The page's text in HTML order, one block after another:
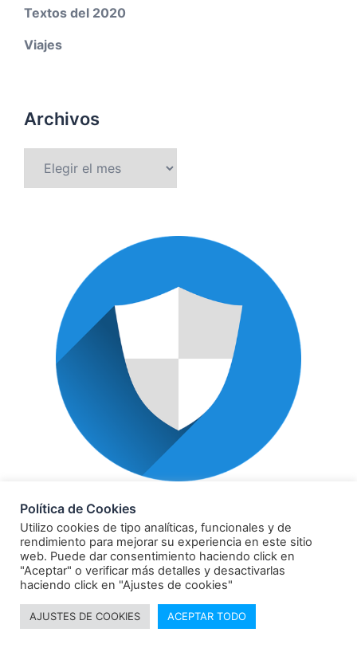
Textos del 2020
Viajes
Archivos
© 2021 Todos los derechos reservados Comunicación
y verdad
Política de Cookies
Utilizo cookies de tipo analíticas, funcionales y de
rendimiento para mejorar su experiencia en este sitio
web. Puede dar consentimiento haciendo click en
"Aceptar" o verificar más detalles y desactivarlas
haciendo click en "Ajustes de cookies"
AJUSTES DE COOKIES ACEPTAR TODO